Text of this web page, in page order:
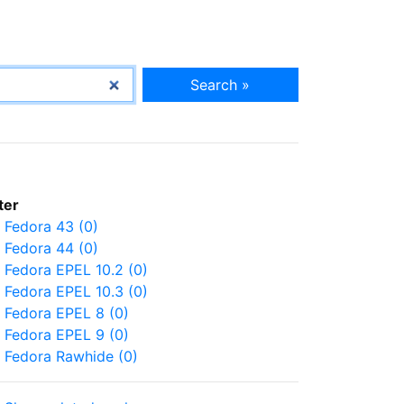
Search »
Fedora 43 (0)
Fedora 44 (0)
Fedora EPEL 10.2 (0)
Fedora EPEL 10.3 (0)
Fedora EPEL 8 (0)
Fedora EPEL 9 (0)
Fedora Rawhide (0)